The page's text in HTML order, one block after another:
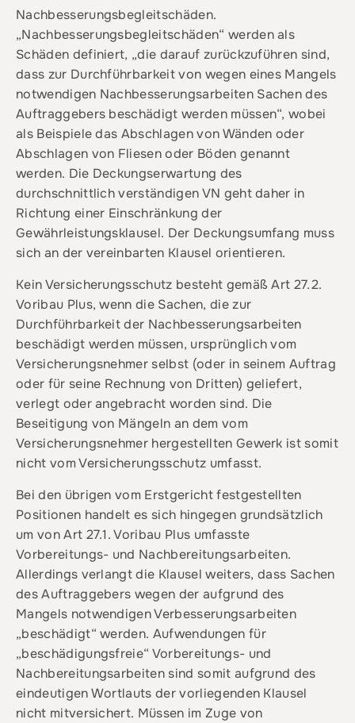
Nachbesserungsbegleitschäden.
„Nachbesserungsbegleitschäden“ werden als
Schäden definiert, „die darauf zurückzuführen sind,
dass zur Durchführbarkeit von wegen eines Mangels
notwendigen Nachbesserungsarbeiten Sachen des
Auftraggebers beschädigt werden müssen“, wobei
als Beispiele das Abschlagen von Wänden oder
Abschlagen von Fliesen oder Böden genannt
werden. Die Deckungserwartung des
durchschnittlich verständigen VN geht daher in
Richtung einer Einschränkung der
Gewährleistungsklausel. Der Deckungsumfang muss
sich an der vereinbarten Klausel orientieren.
Kein Versicherungsschutz besteht gemäß Art 27.2.
Voribau Plus, wenn die Sachen, die zur
Durchführbarkeit der Nachbesserungsarbeiten
beschädigt werden müssen, ursprünglich vom
Versicherungsnehmer selbst (oder in seinem Auftrag
oder für seine Rechnung von Dritten) geliefert,
verlegt oder angebracht worden sind. Die
Beseitigung von Mängeln an dem vom
Versicherungsnehmer hergestellten Gewerk ist somit
nicht vom Versicherungsschutz umfasst.
Bei den übrigen vom Erstgericht festgestellten
Positionen handelt es sich hingegen grundsätzlich
um von Art 27.1. Voribau Plus umfasste
Vorbereitungs- und Nachbereitungsarbeiten.
Allerdings verlangt die Klausel weiters, dass Sachen
des Auftraggebers wegen der aufgrund des
Mangels notwendigen Verbesserungsarbeiten
„beschädigt“ werden. Aufwendungen für
„beschädigungsfreie“ Vorbereitungs- und
Nachbereitungsarbeiten sind somit aufgrund des
eindeutigen Wortlauts der vorliegenden Klausel
nicht mitversichert. Müssen im Zuge von